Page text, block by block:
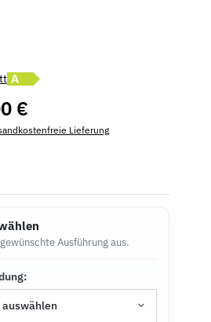
Energielabel A öffnen
€
Lieferung
Ausführung aus.